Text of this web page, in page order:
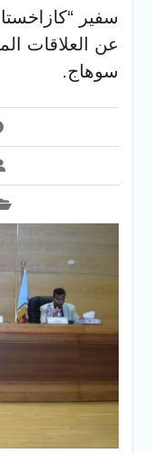
جامعة
سفير
عن العلاقات
سوهاج.